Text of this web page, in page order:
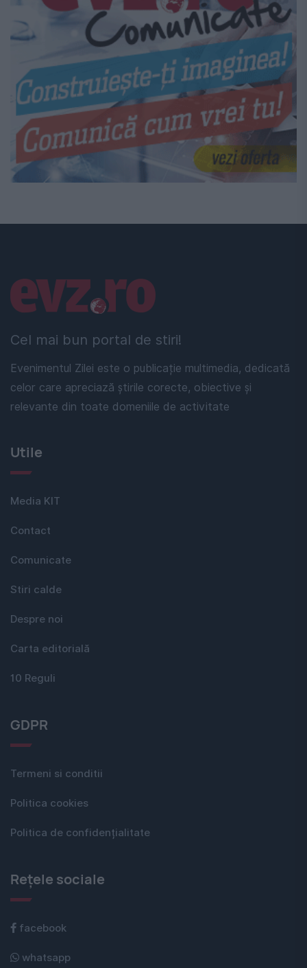
Cel mai bun portal de stiri!
Evenimentul Zilei este o publicație multimedia, dedicată
celor care apreciază știrile corecte, obiective și
relevante din toate domeniile de activitate
Linkuri utile
Utile
Media KIT
Contact
Comunicate
Stiri calde
Despre noi
Carta editorială
10 Reguli
GDPR
Termeni si conditii
Politica cookies
Politica de confidențialitate
Rețele sociale
facebook
whatsapp